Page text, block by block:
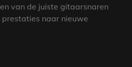
van de juiste gitaarsnaren
prestaties naar nieuwe